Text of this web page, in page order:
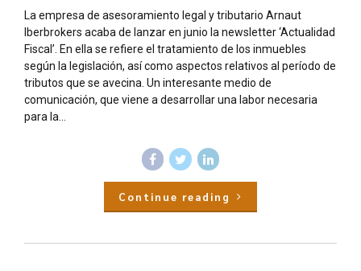
La empresa de asesoramiento legal y tributario Arnaut
Iberbrokers acaba de lanzar en junio la newsletter ‘Actualidad
Fiscal’. En ella se refiere el tratamiento de los inmuebles
según la legislación, así como aspectos relativos al período de
tributos que se avecina. Un interesante medio de
comunicación, que viene a desarrollar una labor necesaria
para la...
Continue reading